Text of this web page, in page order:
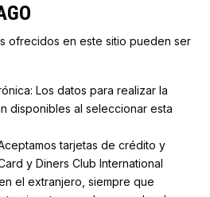
ofrecidos en este sitio pueden ser
Los datos para realizar la
disponibles al seleccionar esta
tarjetas de crédito y
y Diners Club International
el extranjero, siempre que